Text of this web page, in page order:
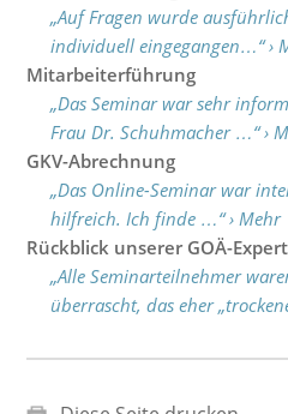
„Auf Fragen wurde
individuell eingegangen…“ ›
Mitarbeiterführung
„Das Seminar war sehr
Frau Dr. Schuhmacher …“ ›
GKV-Abrechnung
„Das Online-Seminar war
hilfreich. Ich finde …“ › Mehr
Rückblick unserer GOÄ-
„Alle Seminarteilnehmer
überrascht, das eher